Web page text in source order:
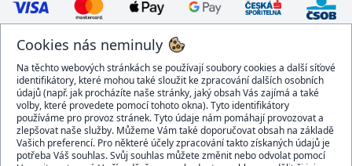
Cookies nás neminuly
Na těchto webových stránkách se používají soubory cookies a další síťové
identifikátory, které mohou také sloužit ke zpracování dalších osobních
údajů (např. jak procházíte naše stránky, jaký obsah Vás zajímá a také
volby, které provedete pomocí tohoto okna). Tyto identifikátory
používáme pro provoz stránek. Tyto údaje nám pomáhají provozovat a
zlepšovat naše služby. Můžeme Vám také doporučovat obsah na základě
Vašich preferencí. Pro některé účely zpracování takto získaných údajů je
potřeba Váš souhlas. Svůj souhlas můžete změnit nebo odvolat pomocí
DOPRAVCI